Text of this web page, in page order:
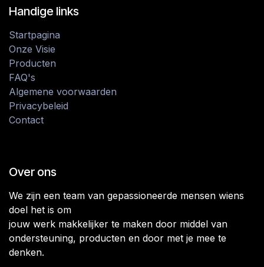
Handige links
Startpagina
Onze Visie
Producten
FAQ's
Algemene voorwaarden
Privacybeleid
Contact
Over ons
We zijn een team van gepassioneerde mensen wiens
doel het is om
jouw werk makkelijker te maken door middel van
ondersteuning, producten en door met je mee te
denken.